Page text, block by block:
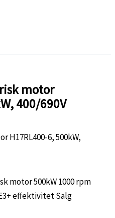
motor
400/690V
H17RL400-6, 500kW,